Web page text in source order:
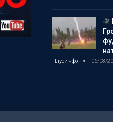
Плусинфо 06/08/